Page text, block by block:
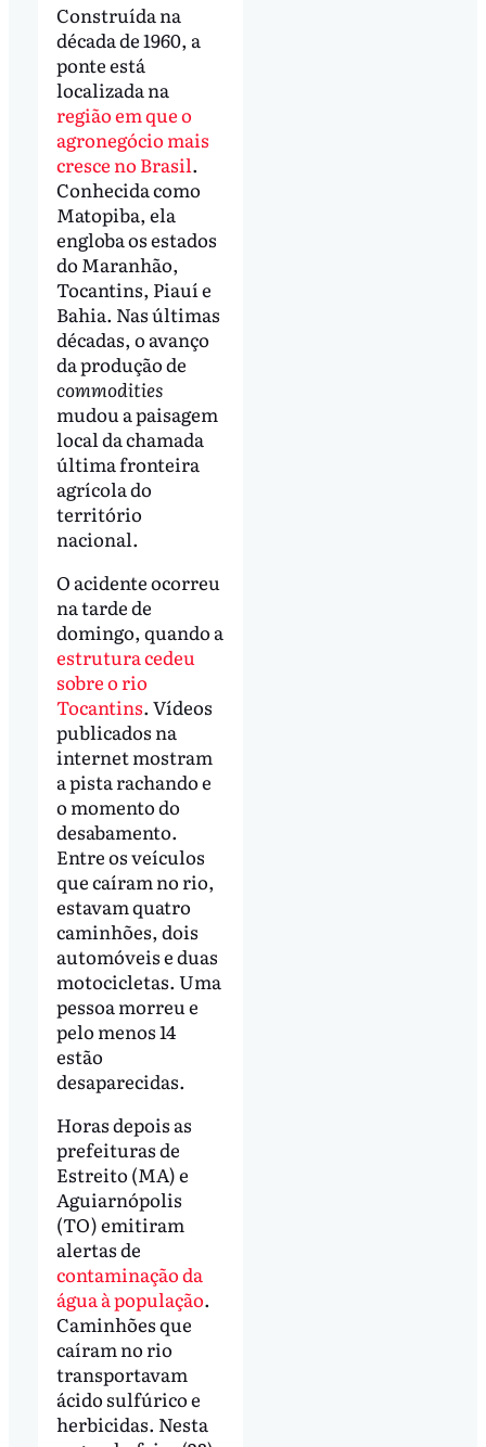
Construída na
década de 1960, a
ponte está
localizada na
região em que o
agronegócio mais
cresce no Brasil.
Conhecida como
Matopiba, ela
engloba os estados
do Maranhão,
Tocantins, Piauí e
Bahia. Nas últimas
décadas, o avanço
da produção de
commodities
mudou a paisagem
local da chamada
última fronteira
agrícola do
território
nacional.
O acidente ocorreu
na tarde de
domingo, quando a
estrutura cedeu
sobre o rio
Tocantins. Vídeos
publicados na
internet mostram
a pista rachando e
o momento do
desabamento.
Entre os veículos
que caíram no rio,
estavam quatro
caminhões, dois
automóveis e duas
motocicletas. Uma
pessoa morreu e
pelo menos 14
estão
desaparecidas.
Horas depois as
prefeituras de
Estreito (MA) e
Aguiarnópolis
(TO) emitiram
alertas de
contaminação da
água à população.
Caminhões que
caíram no rio
transportavam
ácido sulfúrico e
herbicidas. Nesta